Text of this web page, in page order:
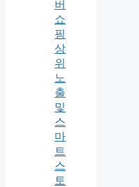
버
쇼
핑
상
위
노
출
및
스
마
트
스
토